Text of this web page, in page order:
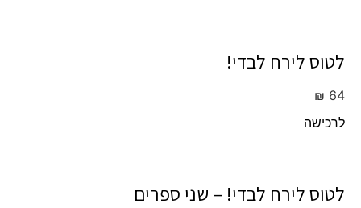
לטוס לירח לבדי!
₪ 64
לרכישה
לטוס לירח לבדי! – שני ספרים